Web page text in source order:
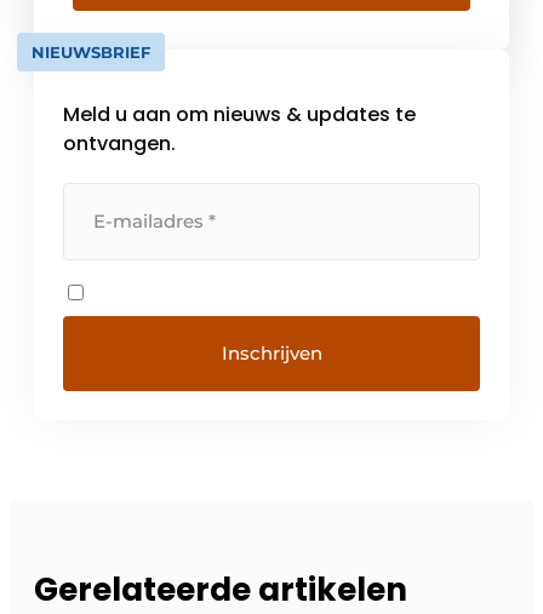
kunnen concentreren. Dagelijks staat een
team van coördinatoren klaar voor een […]
NIEUWSBRIEF
Meld u aan om nieuws & updates te
ontvangen.
Gerelateerde artikelen